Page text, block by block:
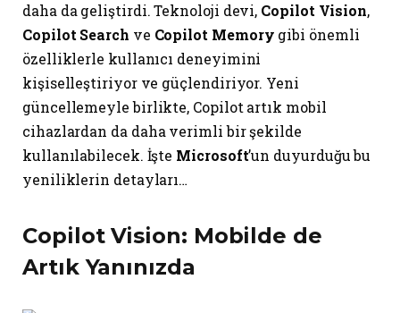
daha da geliştirdi. Teknoloji devi, Copilot Vision,
Copilot Search ve Copilot Memory gibi önemli
özelliklerle kullanıcı deneyimini
kişiselleştiriyor ve güçlendiriyor. Yeni
güncellemeyle birlikte, Copilot artık mobil
cihazlardan da daha verimli bir şekilde
kullanılabilecek. İşte Microsoft’un duyurduğu bu
yeniliklerin detayları…
Copilot Vision: Mobilde de
Artık Yanınızda